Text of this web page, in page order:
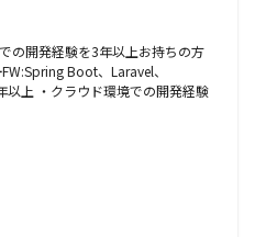
の開発経験を3年以上お持ちの方
Boot、Laravel、
以上 ・クラウド環境での開発経験